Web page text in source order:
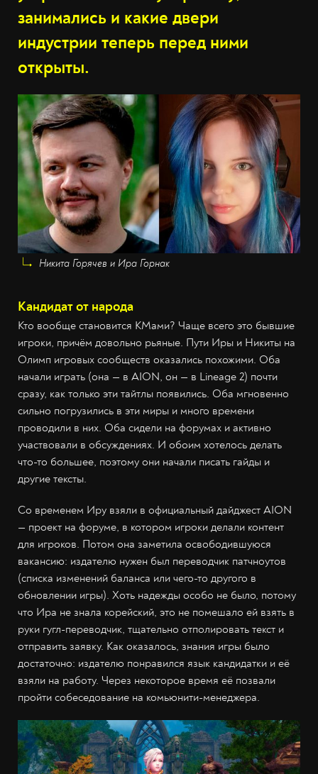
занимались и какие двери
индустрии теперь перед ними
открыты.
Никита Горячев и Ира Горнак
Кандидат от народа
Кто вообще становится КМами? Чаще всего это бывшие
игроки, причём довольно рьяные. Пути Иры и Никиты на
Олимп игровых сообществ оказались похожими. Оба
начали играть (она — в AION, он — в Lineage 2) почти
сразу, как только эти тайтлы появились. Оба мгновенно
сильно погрузились в эти миры и много времени
проводили в них. Оба сидели на форумах и активно
участвовали в обсуждениях. И обоим хотелось делать
что-то большее, поэтому они начали писать гайды и
другие тексты.
Со временем Иру взяли в официальный дайджест AION
— проект на форуме, в котором игроки делали контент
для игроков. Потом она заметила освободившуюся
вакансию: издателю нужен был переводчик патчноутов
(списка изменений баланса или чего-то другого в
обновлении игры). Хоть надежды особо не было, потому
что Ира не знала корейский, это не помешало ей взять в
руки гугл-переводчик, тщательно отполировать текст и
отправить заявку. Как оказалось, знания игры было
достаточно: издателю понравился язык кандидатки и её
взяли на работу. Через некоторое время её позвали
пройти собеседование на комьюнити-менеджера.